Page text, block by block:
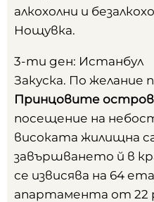
алкохолни и
Нощувка.
3-ти ден: Истанбул
Закуска. По желание
Принцовите
посещение на
високата жилищна
завършването й в
се извисява на 64
апартамента от 22